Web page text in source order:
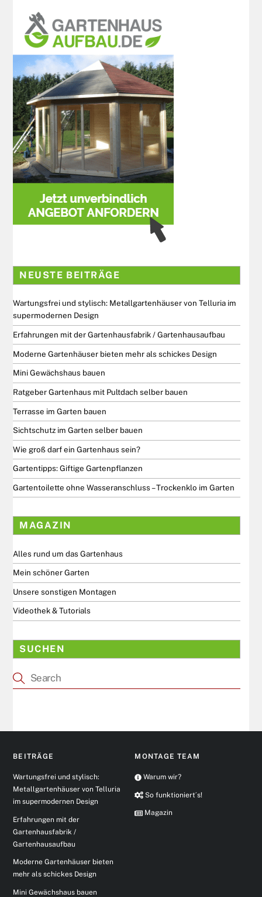
NEUSTE BEITRÄGE
Wartungsfrei und stylisch: Metallgartenhäuser von Telluria im
supermodernen Design
Erfahrungen mit der Gartenhausfabrik / Gartenhausaufbau
Moderne Gartenhäuser bieten mehr als schickes Design
Mini Gewächshaus bauen
Ratgeber Gartenhaus mit Pultdach selber bauen
Terrasse im Garten bauen
Sichtschutz im Garten selber bauen
Wie groß darf ein Gartenhaus sein?
Gartentipps: Giftige Gartenpflanzen
Gartentoilette ohne Wasseranschluss – Trockenklo im Garten
MAGAZIN
Alles rund um das Gartenhaus
Mein schöner Garten
Unsere sonstigen Montagen
Videothek & Tutorials
SUCHEN
BEITRÄGE
Wartungsfrei und stylisch:
Metallgartenhäuser von Telluria
im supermodernen Design
Erfahrungen mit der
Gartenhausfabrik /
Gartenhausaufbau
Moderne Gartenhäuser bieten
mehr als schickes Design
Mini Gewächshaus bauen
MONTAGE TEAM
Warum wir?
So funktioniert´s!
Magazin